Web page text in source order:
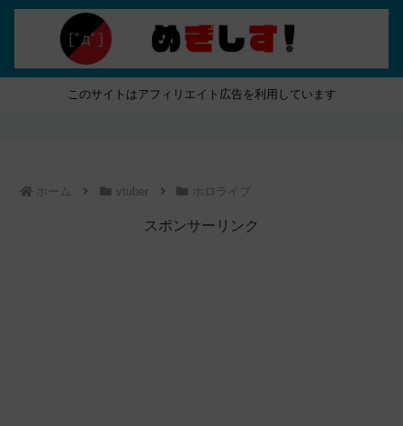
このサイトはアフィリエイト広告を利用しています
ホーム vtuber ホロライブ
スポンサーリンク